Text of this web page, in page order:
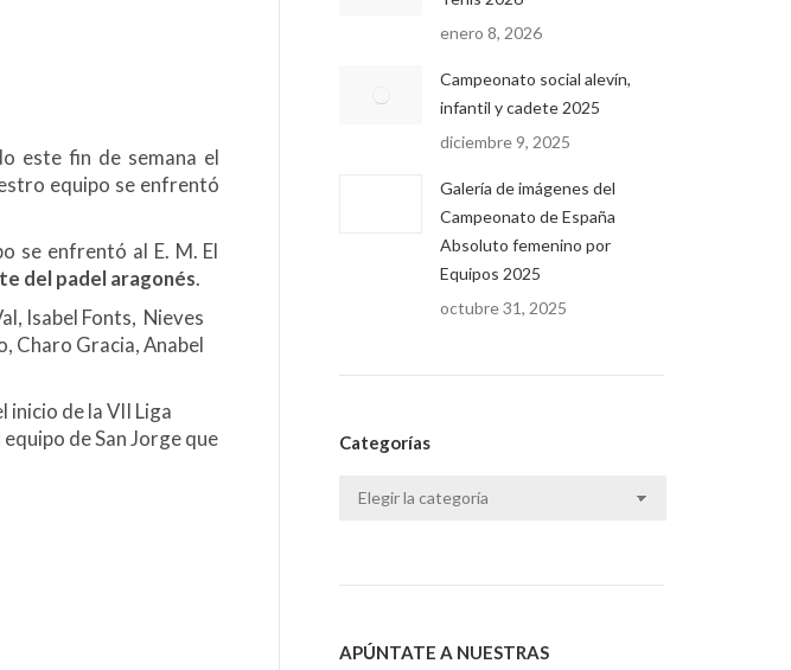
este fin de semana el
equipo se enfrentó
se enfrentó al E. M. El
del padel aragonés.
Isabel Fonts, Nieves
Charo Gracia, Anabel
inicio de la VII Liga
de San Jorge que
enero 8, 2026
Campeonato social alevín,
infantil y cadete 2025
diciembre 9, 2025
Galería de imágenes del
Campeonato de España
Absoluto femenino por
Equipos 2025
octubre 31, 2025
Categorías
Categorías
APÚNTATE A NUESTRAS